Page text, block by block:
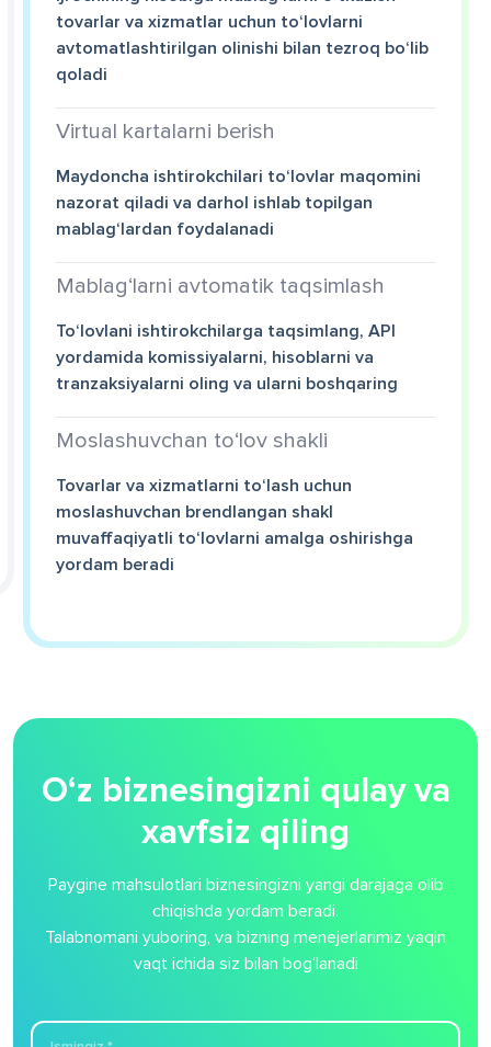
tovarlar va xizmatlar uchun to‘lovlarni
avtomatlashtirilgan olinishi bilan tezroq bo‘lib
qoladi
Virtual kartalarni berish
Maydoncha ishtirokchilari to‘lovlar maqomini
nazorat qiladi va darhol ishlab topilgan
mablag‘lardan foydalanadi
Mablag‘larni avtomatik taqsimlash
To‘lovlani ishtirokchilarga taqsimlang, API
yordamida komissiyalarni, hisoblarni va
tranzaksiyalarni oling va ularni boshqaring
Moslashuvchan to‘lov shakli
Tovarlar va xizmatlarni to‘lash uchun
moslashuvchan brendlangan shakl
muvaffaqiyatli to‘lovlarni amalga oshirishga
yordam beradi
O‘z biznesingizni qulay va
xavfsiz qiling
Paygine mahsulotlari biznesingizni yangi darajaga olib
chiqishda yordam beradi.
Talabnomani yuboring, va bizning menejerlarimiz yaqin
vaqt ichida siz bilan bog‘lanadi